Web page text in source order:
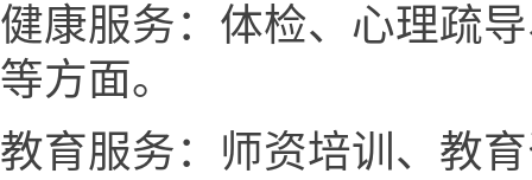
健康服务：体检、心理疏
等方面。
教育服务：师资培训、教